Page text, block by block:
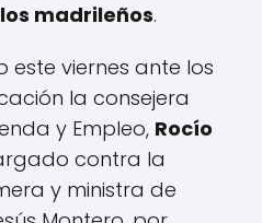
madrileños.
este viernes ante los
la consejera
y Empleo, Rocío
contra la
y ministra de